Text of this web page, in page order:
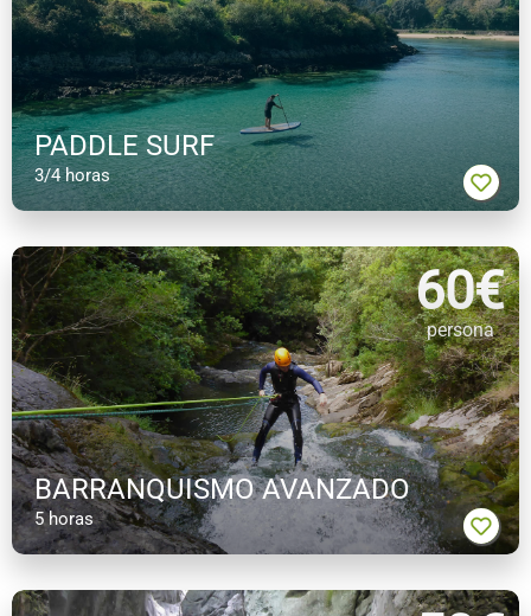
PADDLE SURF
3/4 horas
60€
persona
BARRANQUISMO AVANZADO
5 horas